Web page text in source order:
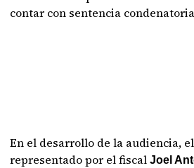
contar con sentencia
En el desarrollo de la audiencia,
representado por el fiscalJoel